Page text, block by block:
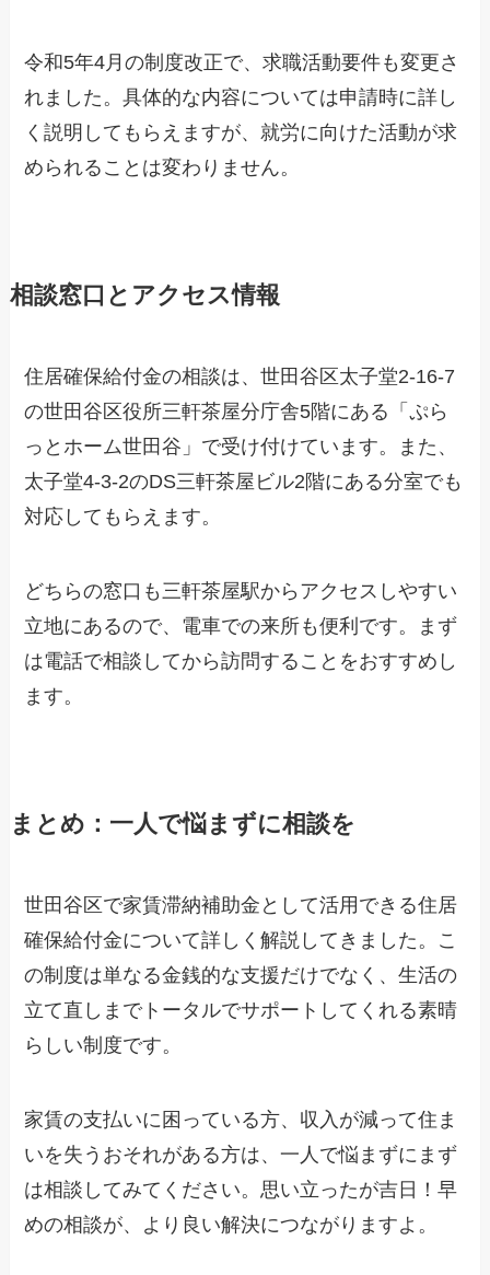
令和5年4月の制度改正で、求職活動要件も変更さ
れました。具体的な内容については申請時に詳し
く説明してもらえますが、就労に向けた活動が求
められることは変わりません。
相談窓口とアクセス情報
住居確保給付金の相談は、世田谷区太子堂2-16-7
の世田谷区役所三軒茶屋分庁舎5階にある「ぷら
っとホーム世田谷」で受け付けています。また、
太子堂4-3-2のDS三軒茶屋ビル2階にある分室でも
対応してもらえます。
どちらの窓口も三軒茶屋駅からアクセスしやすい
立地にあるので、電車での来所も便利です。まず
は電話で相談してから訪問することをおすすめし
ます。
まとめ：一人で悩まずに相談を
世田谷区で家賃滞納補助金として活用できる住居
確保給付金について詳しく解説してきました。こ
の制度は単なる金銭的な支援だけでなく、生活の
立て直しまでトータルでサポートしてくれる素晴
らしい制度です。
家賃の支払いに困っている方、収入が減って住ま
いを失うおそれがある方は、一人で悩まずにまず
は相談してみてください。思い立ったが吉日！早
めの相談が、より良い解決につながりますよ。